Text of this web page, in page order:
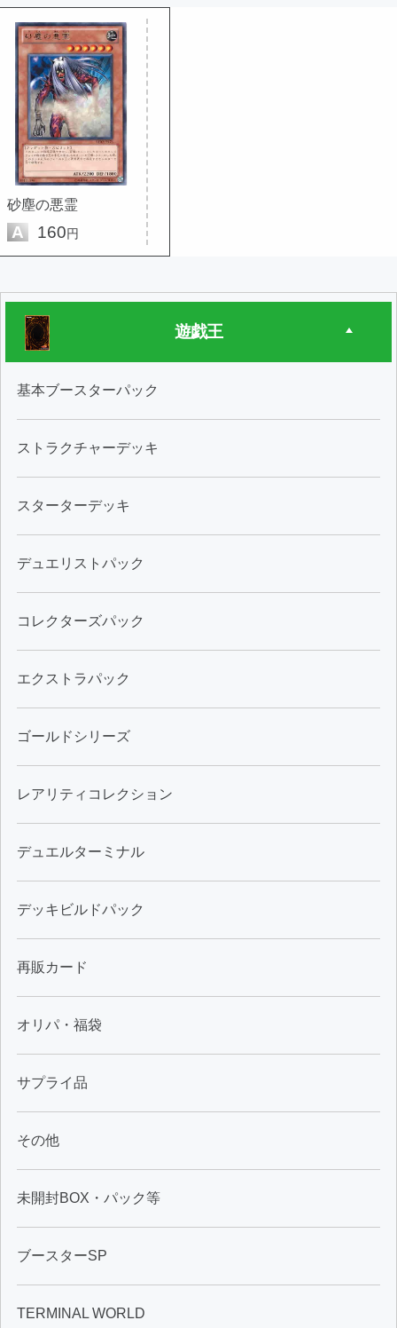
砂塵の悪霊
A 160円
遊戯王
基本ブースターパック
ストラクチャーデッキ
スターターデッキ
デュエリストパック
コレクターズパック
エクストラパック
ゴールドシリーズ
レアリティコレクション
デュエルターミナル
デッキビルドパック
再販カード
オリパ・福袋
サプライ品
その他
未開封BOX・パック等
ブースターSP
TERMINAL WORLD